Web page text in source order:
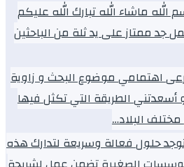
الله ماشاء الله تبارك الله عليكم
جد ممتاز على يد ثلة من الباحثين
اهتمامي موضوع البحث و زاوية
الطريقة التي تكثل فيها
البلاد…
حلول فعالة وسريعة لتدارك هذه